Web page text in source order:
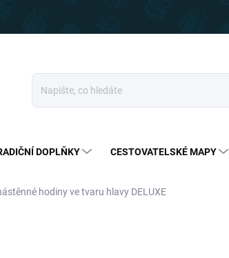
DOPLŇKY CESTOVATELSKÉ MAPY
hodiny ve tvaru hlavy DELUXE